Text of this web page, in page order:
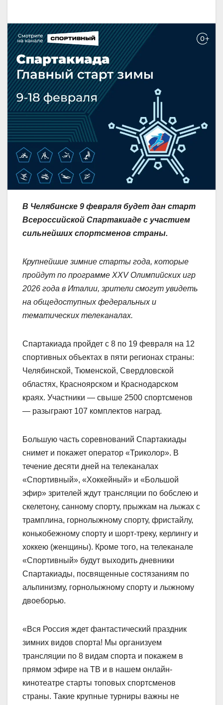
В Челябинске 9 февраля будет дан старт
Всероссийской Спартакиаде с участием
сильнейших спортсменов страны.
Крупнейшие зимние старты года, которые
пройдут по программе XXVОлимпийских игр
2026 года в Италии, зрители смогут увидеть
на общедоступных федеральных и
тематических телеканалах.
Спартакиада пройдет с 8 по 19 февраля на 12
спортивных объектах в пяти регионах страны:
Челябинской, Тюменской, Свердловской
областях, Красноярском и Краснодарском
краях. Участники — свыше 2500 спортсменов
— разыграют 107 комплектов наград.
Большую часть соревнований Спартакиады
снимет и покажет оператор «Триколор». В
течение десяти дней на телеканалах
«Спортивный», «Хоккейный» и «Большой
эфир» зрителей ждут трансляции по бобслею и
скелетону, санному спорту, прыжкам на лыжах с
трамплина, горнолыжному спорту, фристайлу,
конькобежному спорту и шорт-треку, керлингу и
хоккею (женщины). Кроме того, на телеканале
«Спортивный» будут выходить дневники
Спартакиады, посвященные состязаниям по
альпинизму, горнолыжному спорту и лыжному
двоеборью.
«Вся Россия ждет фантастический праздник
зимних видов спорта! Мы организуем
трансляции по 8 видам спорта и покажем в
прямом эфире на ТВ и в нашем онлайн-
кинотеатре старты топовых спортсменов
страны. Такие крупные турниры важны не